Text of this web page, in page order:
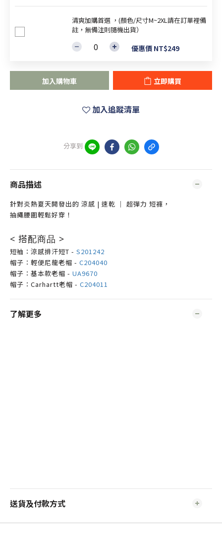
清爽加購首選 ，(顏色/尺寸M~2XL請在訂單裡備
註，無備注則隨機出貨）
優惠價 NT$249
加入購物車 立即購買
加入追蹤清單
分享到
商品描述
針對炎熱夏天開發出的 涼感 | 速乾 ｜ 超彈力 短褲，
抽繩腰圍輕鬆好穿！
< 搭配商品 >
短袖：涼感排汗短T - S201242
帽子：輕便尼龍老帽 - C204040
帽子：基本款老帽 - UA9670
帽子：Carhartt老帽 - C204011
了解更多
送貨及付款方式